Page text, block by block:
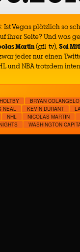
Ist Vegas plötzlich so
Seite? Und was
Martin(gfl-tv), Sal
jeder nur einen
und NBA trotzdem
BRYAN COLANGELO
NEAL KEVIN DURANT
NHL
NICOLAS MARTIN
WASHINGTON